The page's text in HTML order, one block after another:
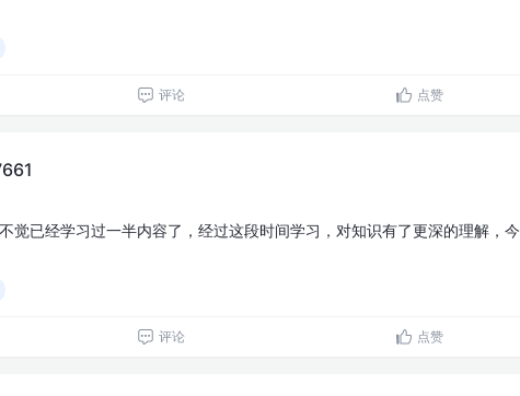
评论 点赞
觉已经学习过一半内容了，经过这段时间学习，对知识有了更深的理解，今
评论 点赞